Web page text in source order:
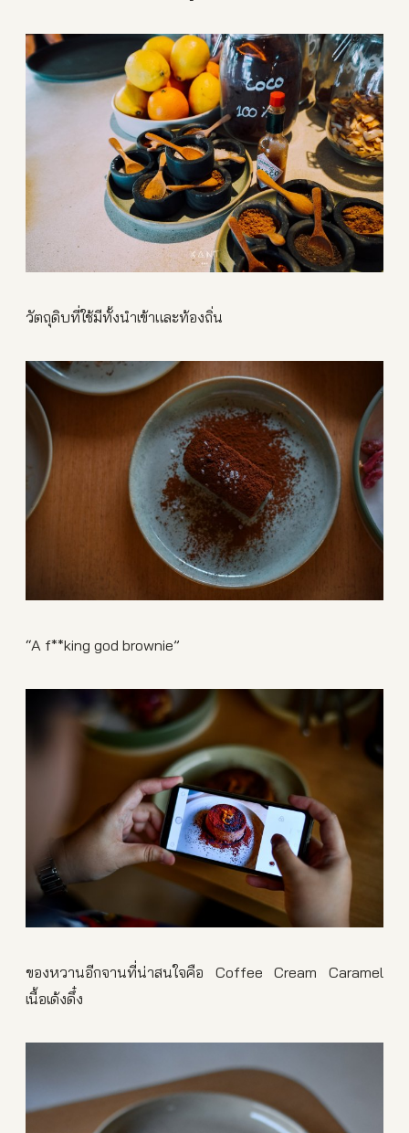
วัตถุดิบที่ใช้มีทั้งนำเข้าและท้องถิ่น
“A f**king god brownie”
ของหวานอีกจานที่น่าสนใจคือ Coffee Cream Caramel
เนื้อเด้งดึ๋ง